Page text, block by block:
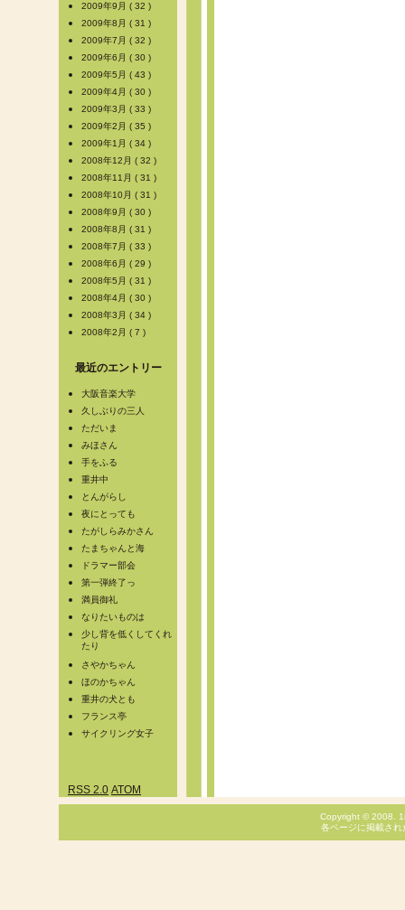
2009年9月 ( 32 )
2009年8月 ( 31 )
2009年7月 ( 32 )
2009年6月 ( 30 )
2009年5月 ( 43 )
2009年4月 ( 30 )
2009年3月 ( 33 )
2009年2月 ( 35 )
2009年1月 ( 34 )
2008年12月 ( 32 )
2008年11月 ( 31 )
2008年10月 ( 31 )
2008年9月 ( 30 )
2008年8月 ( 31 )
2008年7月 ( 33 )
2008年6月 ( 29 )
2008年5月 ( 31 )
2008年4月 ( 30 )
2008年3月 ( 34 )
2008年2月 ( 7 )
最近のエントリー
大阪音楽大学
久しぶりの三人
ただいま
みほさん
手をふる
重井中
とんがらし
夜にとっても
たがしらみかさん
たまちゃんと海
ドラマー部会
第一弾終了っ
満員御礼
なりたいものは
少し背を低くしてくれ
たり
さやかちゃん
ほのかちゃん
重井の犬とも
フランス亭
サイクリング女子
RSS 2.0 ATOM
Copyright © 2008.
各ページに掲載さ